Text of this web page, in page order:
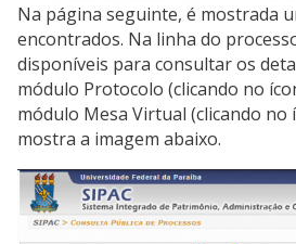
Na página seguinte, é mostrada
encontrados. Na linha do
disponíveis para consultar os
módulo Protocolo (clicando no
módulo Mesa Virtual (clicando
mostra a imagem abaixo.